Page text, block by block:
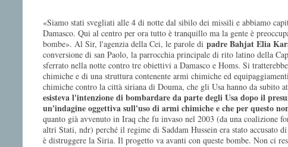
«Siamo stati svegliati alle 4 di notte dal sibilo dei missili e abbiamo
Damasco. Qui al centro per ora tutto è tranquillo ma la gente è
bombe». Al Sir, l'agenzia della Cei, le parole di padre Bahjat Elia
conversione di san Paolo, la parrocchia principale di rito latino della
sferrato nella notte contro tre obiettivi a Damasco e Homs. Si
chimiche e di una struttura contenente armi chimiche ed
chimiche contro la città siriana di Douma, che gli Usa hanno da subito
esisteva l'intenzione di bombardare da parte degli Usa dopo il
un'indagine oggettiva sull'uso di armi chimiche e che per questo
quanto già avvenuto in Iraq che fu invaso nel 2003 (da una
altri Stati, ndr) perché il regime di Saddam Hussein era stato accusato
è distruggere la Siria. Il progetto va avanti con queste bombe. Non ci